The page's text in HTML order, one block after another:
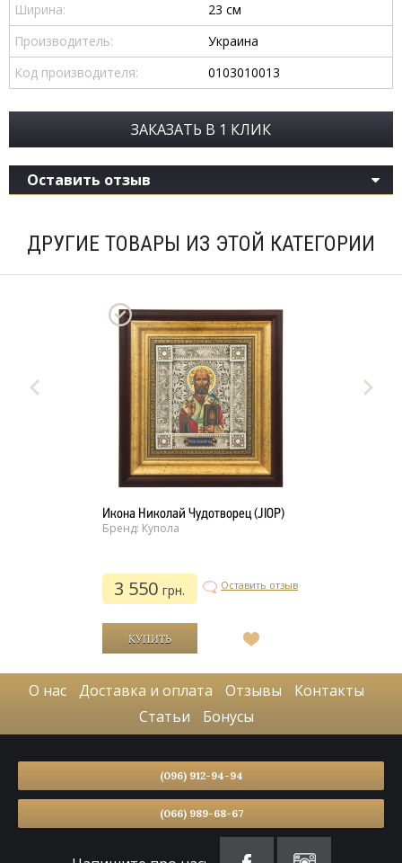
Ширина:
23 см
Производитель:
Украина
Код производителя:
0103010013
ЗАКАЗАТЬ В 1 КЛИК
Оставить отзыв
ДРУГИЕ ТОВАРЫ ИЗ ЭТОЙ КАТЕГОРИИ
Икона Николай Чудотворец (JIOP)
Бренд: Купола
3 550грн. Оставить отзыв
желаний
О нас Доставка и оплата Отзывы
Контакты
Статьи
Бонусы
(096) 912-94-94
(066) 989-68-67